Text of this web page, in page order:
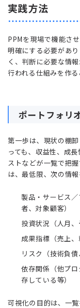
実践方法
PPMを現場で機能さ
明確にする必要があ
く、判断に必要な情
行われる仕組みを作る
ポートフォリ
第一歩は、現状の棚
っても、収益性、成
ストなどが一覧で把
は、最低限、次の情報
製品・サービス
者、対象顧客）
投資状況（人月、
成果指標（売上、
リスク（技術負
依存関係（他プ
存している等）
可視化の目的は、一